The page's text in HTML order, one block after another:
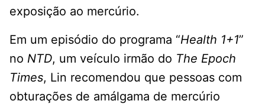
exposição ao mercúrio.
Em um episódio do programa “Health 1+1”
no NTD, um veículo irmão do The Epoch
Times, Lin recomendou que pessoas com
obturações de amálgama de mercúrio